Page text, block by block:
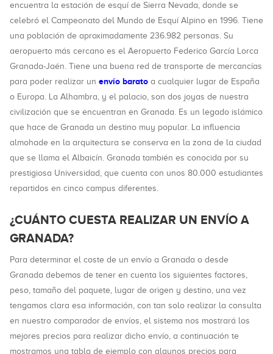
encuentra la estación de esquí de Sierra Nevada, donde se
celebró el Campeonato del Mundo de Esquí Alpino en 1996. Tiene
una población de aproximadamente 236.982 personas. Su
aeropuerto más cercano es el Aeropuerto Federico García Lorca
Granada-Jaén. Tiene una buena red de transporte de mercancías
para poder realizar un envío barato a cualquier lugar de España
o Europa. La Alhambra, y el palacio, son dos joyas de nuestra
civilización que se encuentran en Granada. Es un legado islámico
que hace de Granada un destino muy popular. La influencia
almohade en la arquitectura se conserva en la zona de la ciudad
que se llama el Albaicín. Granada también es conocida por su
prestigiosa Universidad, que cuenta con unos 80.000 estudiantes
repartidos en cinco campus diferentes.
¿CUÁNTO CUESTA REALIZAR UN ENVÍO A
GRANADA?
Para determinar el coste de un envío a Granada o desde
Granada debemos de tener en cuenta los siguientes factores,
peso, tamaño del paquete, lugar de origen y destino, una vez
tengamos clara esa información, con tan solo realizar la consulta
en nuestro comparador de envíos, el sistema nos mostrará los
mejores precios para realizar dicho envío, a continuación te
mostramos una tabla de ejemplo con algunos precios para